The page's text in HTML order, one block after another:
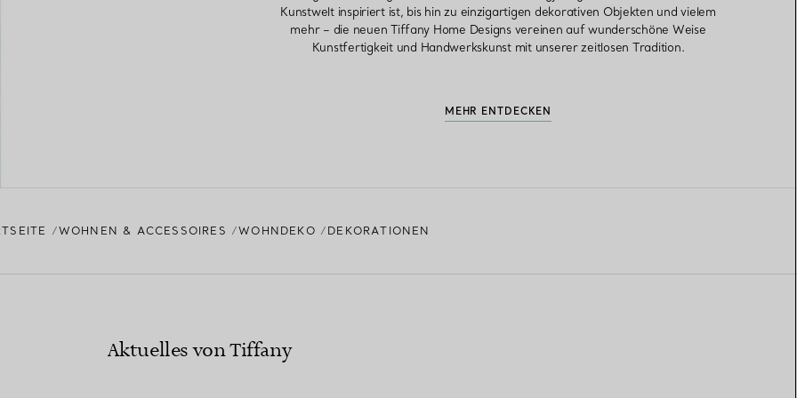
Kunstwelt inspiriert ist, bis hin zu einzigartigen dekorativen Objekten und vielem
mehr – die neuen Tiffany Home Designs vereinen auf wunderschöne Weise
Kunstfertigkeit und Handwerkskunst mit unserer zeitlosen Tradition.
MEHR ENTDECKEN
WOHNEN & ACCESSOIRES WOHNDEKO DEKORATIONEN
Aktuelles von Tiffany